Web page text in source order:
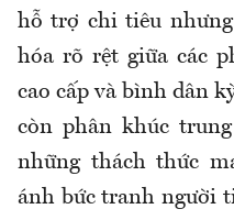
hỗ trợ chi tiêu
hóa rõ rệt giữa các
cao cấp và bình dân
còn phân khúc
những thách thức
ánh bức tranh người